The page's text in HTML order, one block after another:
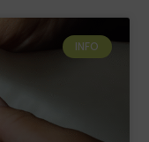
INFO